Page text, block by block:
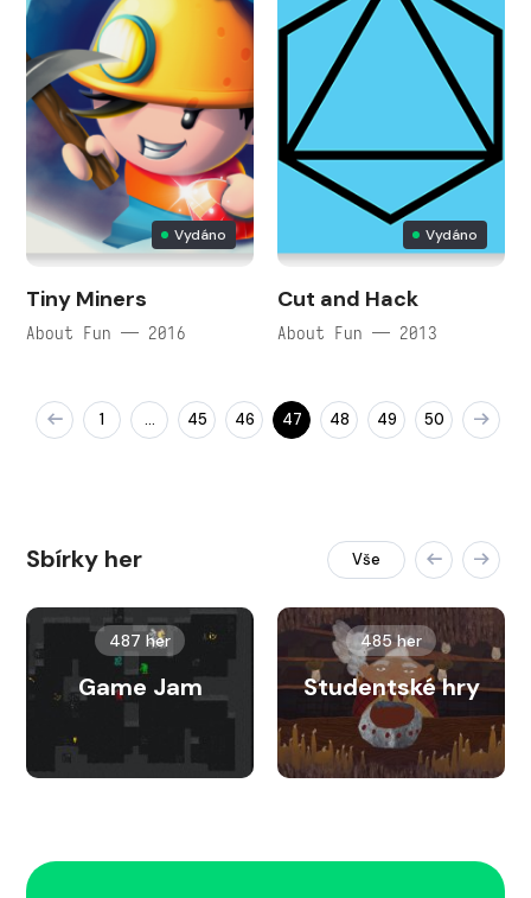
Vydáno
Tiny Miners
About Fun — 2016
Vydáno
Cut and Hack
About Fun — 2013
1 … 45 46 47 48 49 50
Sbírky her Vše
487 her
Game Jam
485 her
Studentské hry